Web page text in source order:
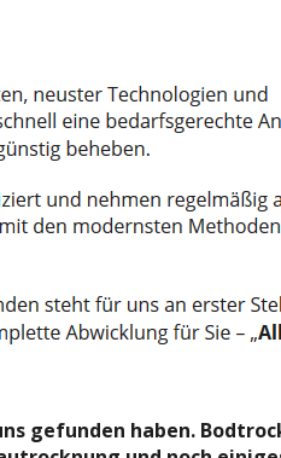
gefunden haben.